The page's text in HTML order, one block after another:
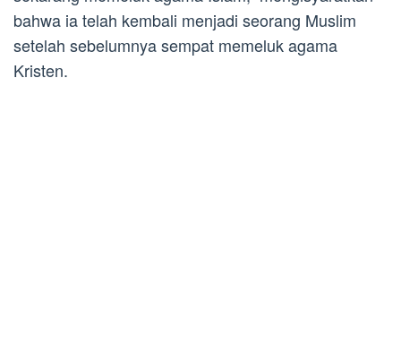
bahwa ia telah kembali menjadi seorang Muslim
setelah sebelumnya sempat memeluk agama
Kristen.